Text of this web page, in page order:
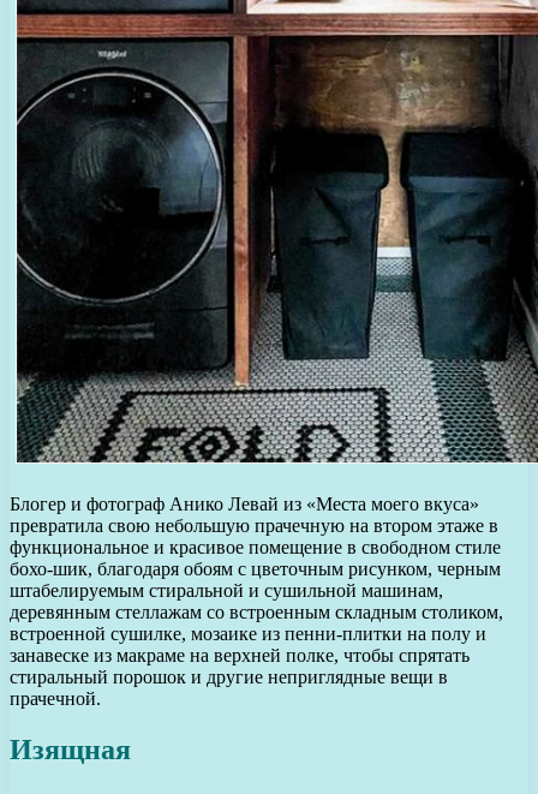
Блогер и фотограф Анико Левай из «Места моего вкуса»
превратила свою небольшую прачечную на втором этаже в
функциональное и красивое помещение в свободном стиле
бохо-шик, благодаря обоям с цветочным рисунком, черным
штабелируемым стиральной и сушильной машинам,
деревянным стеллажам со встроенным складным столиком,
встроенной сушилке, мозаике из пенни-плитки на полу и
занавеске из макраме на верхней полке, чтобы спрятать
стиральный порошок и другие неприглядные вещи в
прачечной.
Изящная